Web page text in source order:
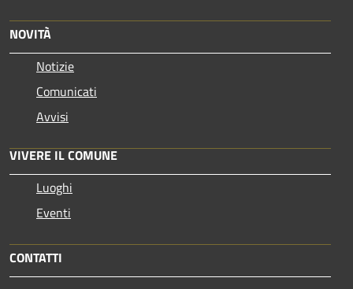
NOVITÀ
Notizie
Comunicati
Avvisi
VIVERE IL COMUNE
Luoghi
Eventi
CONTATTI